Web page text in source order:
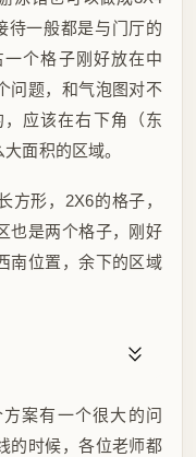
待一般都是与门厅的
个格子刚好放在中
问题，和气泡图对不
，应该在右下角（东
面积的区域。
方形，2X6的格子，
也是两个格子，刚好
南位置，余下的区域
案有一个很大的问
的时候，各位老师都